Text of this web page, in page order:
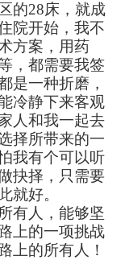
的28床，就成
院开始，我不
方案，用药
，都需要我签
是一种折磨，
冷静下来客观
人和我一起去
择所带来的一
我有个可以听
抉择，只需要
就好。
有人，能够坚
上的一项挑战
上的所有人！